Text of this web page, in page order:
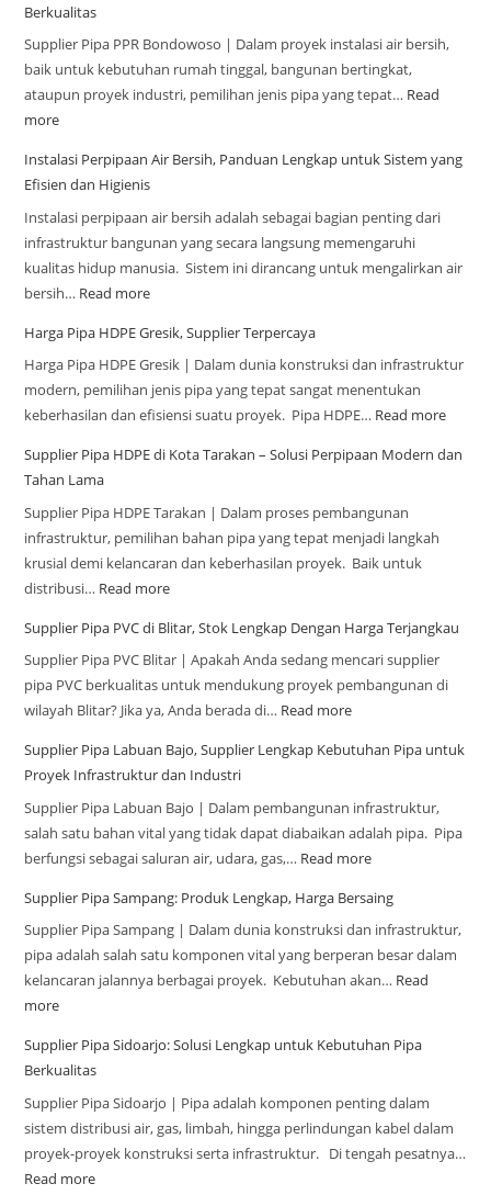
Berkualitas
Supplier Pipa PPR Bondowoso | Dalam proyek instalasi air bersih,
baik untuk kebutuhan rumah tinggal, bangunan bertingkat,
ataupun proyek industri, pemilihan jenis pipa yang tepat… Read
more
Instalasi Perpipaan Air Bersih, Panduan Lengkap untuk Sistem yang
Efisien dan Higienis
Instalasi perpipaan air bersih adalah sebagai bagian penting dari
infrastruktur bangunan yang secara langsung memengaruhi
kualitas hidup manusia. Sistem ini dirancang untuk mengalirkan air
bersih… Read more
Harga Pipa HDPE Gresik, Supplier Terpercaya
Harga Pipa HDPE Gresik | Dalam dunia konstruksi dan infrastruktur
modern, pemilihan jenis pipa yang tepat sangat menentukan
keberhasilan dan efisiensi suatu proyek. Pipa HDPE… Read more
Supplier Pipa HDPE di Kota Tarakan – Solusi Perpipaan Modern dan
Tahan Lama
Supplier Pipa HDPE Tarakan | Dalam proses pembangunan
infrastruktur, pemilihan bahan pipa yang tepat menjadi langkah
krusial demi kelancaran dan keberhasilan proyek. Baik untuk
distribusi… Read more
Supplier Pipa PVC di Blitar, Stok Lengkap Dengan Harga Terjangkau
Supplier Pipa PVC Blitar | Apakah Anda sedang mencari supplier
pipa PVC berkualitas untuk mendukung proyek pembangunan di
wilayah Blitar? Jika ya, Anda berada di… Read more
Supplier Pipa Labuan Bajo, Supplier Lengkap Kebutuhan Pipa untuk
Proyek Infrastruktur dan Industri
Supplier Pipa Labuan Bajo | Dalam pembangunan infrastruktur,
salah satu bahan vital yang tidak dapat diabaikan adalah pipa. Pipa
berfungsi sebagai saluran air, udara, gas,… Read more
Supplier Pipa Sampang: Produk Lengkap, Harga Bersaing
Supplier Pipa Sampang | Dalam dunia konstruksi dan infrastruktur,
pipa adalah salah satu komponen vital yang berperan besar dalam
kelancaran jalannya berbagai proyek. Kebutuhan akan… Read
more
Supplier Pipa Sidoarjo: Solusi Lengkap untuk Kebutuhan Pipa
Berkualitas
Supplier Pipa Sidoarjo | Pipa adalah komponen penting dalam
sistem distribusi air, gas, limbah, hingga perlindungan kabel dalam
proyek-proyek konstruksi serta infrastruktur. Di tengah pesatnya…
Read more